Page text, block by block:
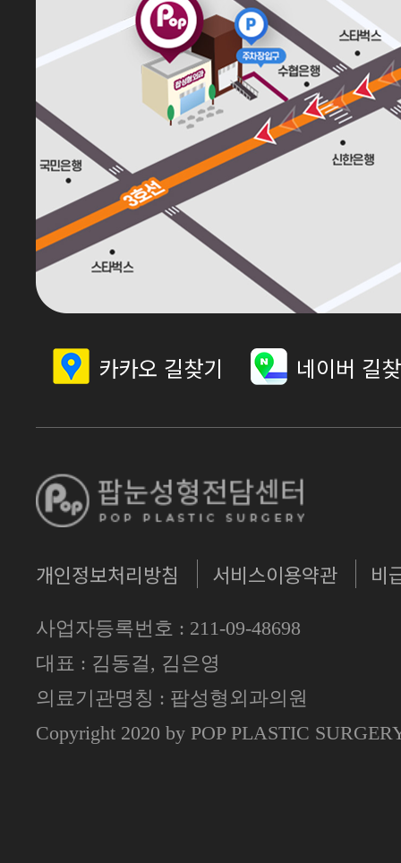
카카오 길찾기 네이버 길
개인정보처리방침 서비스이용약관 비
사업자등록번호 : 211-09-48698
대표 : 김동걸, 김은영
의료기관명칭 : 팝성형외과의원
Copyright 2020 by POP PLASTIC